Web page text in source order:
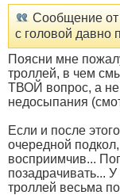
Сообщение от
с головой давно
Поясни мне
троллей, в чем
ТВОЙ вопрос, а
недосыпания
Если и после
очередной
восприимчив...
позадрачивать...
троллей весьма